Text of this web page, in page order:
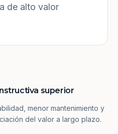
de alto valor
superior
menor mantenimiento y
del valor a largo plazo.